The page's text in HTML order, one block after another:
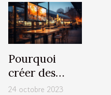
Pourquoi
créer des
panneaux
24 octobre 2023